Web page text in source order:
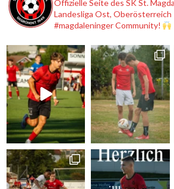
Offizielle Seite des SK St.
Landesliga Ost,
#magdaleninger Community!